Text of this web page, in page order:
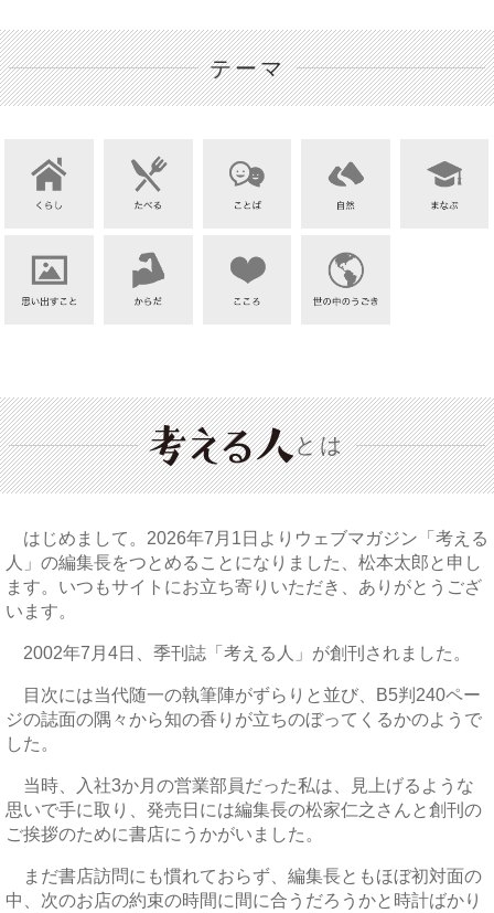
テーマ
とは
はじめまして。2026年7月1日よりウェブマガジン「考える
人」の編集長をつとめることになりました、松本太郎と申し
ます。いつもサイトにお立ち寄りいただき、ありがとうござ
います。
2002年7月4日、季刊誌「考える人」が創刊されました。
目次には当代随一の執筆陣がずらりと並び、B5判240ペー
ジの誌面の隅々から知の香りが立ちのぼってくるかのようで
した。
当時、入社3か月の営業部員だった私は、見上げるような
思いで手に取り、発売日には編集長の松家仁之さんと創刊の
ご挨拶のために書店にうかがいました。
まだ書店訪問にも慣れておらず、編集長ともほぼ初対面の
中、次のお店の約束の時間に間に合うだろうかと時計ばかり